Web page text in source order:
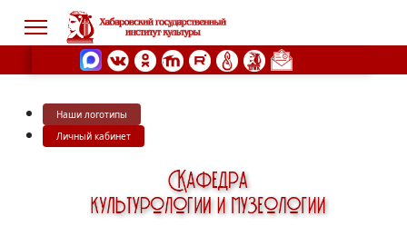
Наши логотипы
Личный кабинет